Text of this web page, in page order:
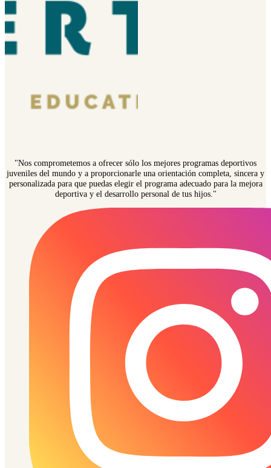
"Nos comprometemos a ofrecer sólo los mejores programas deportivos
juveniles del mundo y a proporcionarle una orientación completa, sincera y
personalizada para que puedas elegir el programa adecuado para la mejora
deportiva y el desarrollo personal de tus hijos."